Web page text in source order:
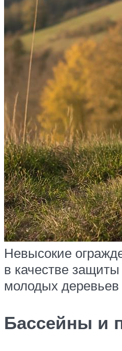
Невысокие
в качестве
молодых деревьев
Бассейны и